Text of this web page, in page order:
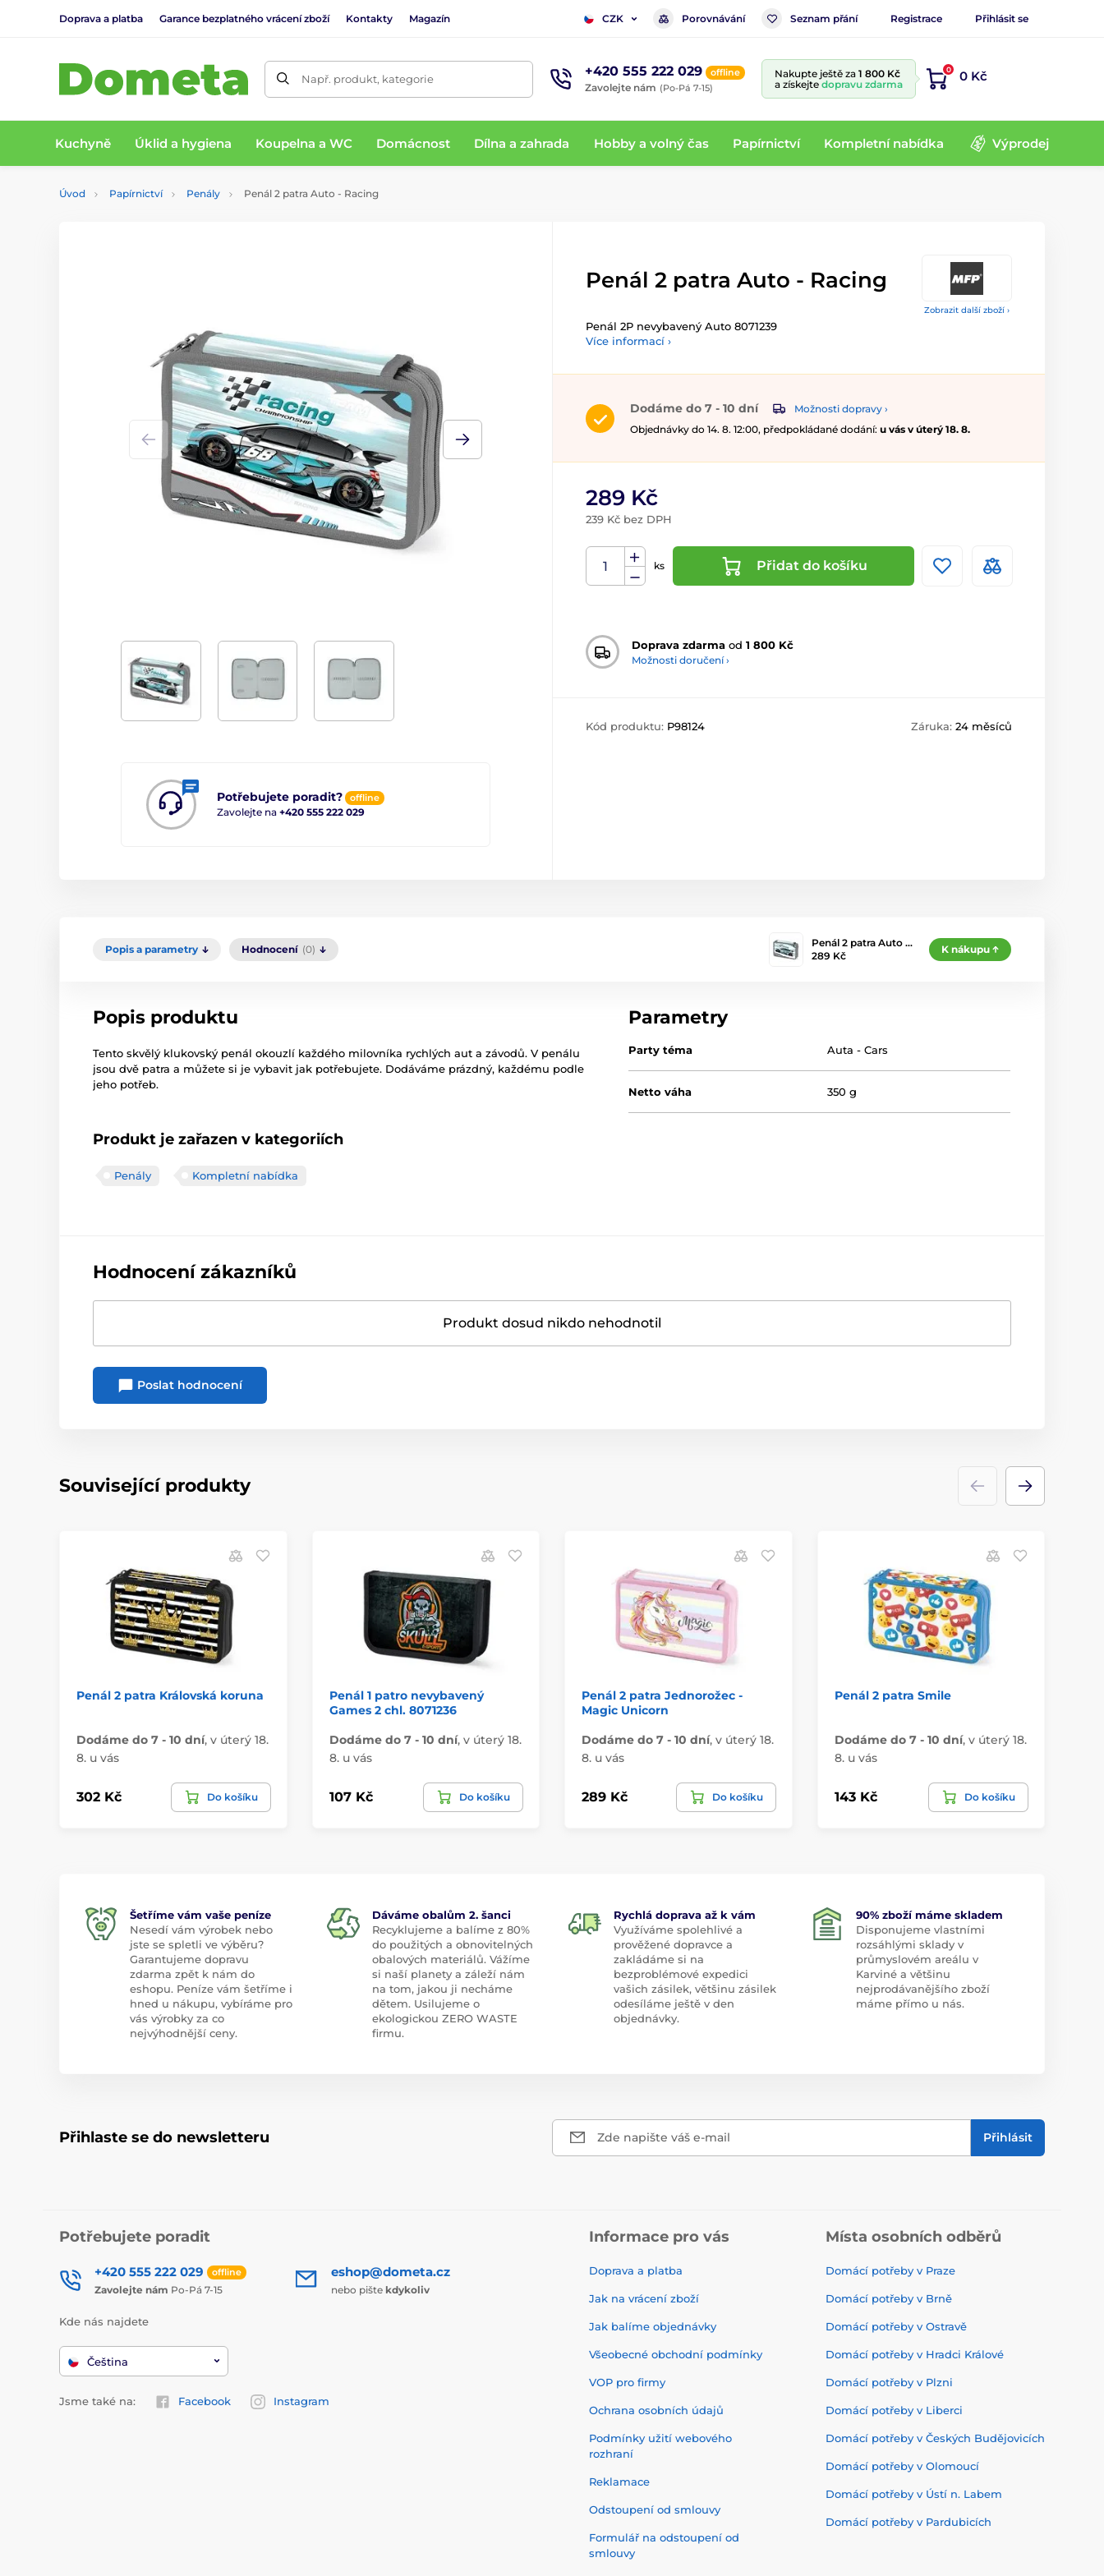
Doprava a platba Garance bezplatného vrácení zboží Kontakty Magazín CZK Porovnávání Seznam přání Registrace Přihlásit se
Např. produkt, kategorie +420 555 222 029 offline
Zavolejte nám (Po-Pá 7-15)
Nakupte ještě za 1 800 Kč
a získejte dopravu zdarma
0 0 Kč
Kuchyně Úklid a hygiena Koupelna a WC Domácnost Dílna a zahrada Hobby a volný čas Papírnictví Kompletní nabídka Výprodej
Úvod Papírnictví Penály Penál 2 patra Auto - Racing
Zobrazit další zboží ›
Potřebujete poradit? offline
Zavolejte na +420 555 222 029
Penál 2 patra Auto - Racing
Penál 2P nevybavený Auto 8071239
Více informací ›
Dodáme do 7 - 10 dní
Možnosti dopravy ›
Objednávky do 14. 8. 12:00, předpokládané dodání: u vás v úterý 18. 8.
289 Kč
239 Kč bez DPH
ks Přidat do košíku
Doprava zdarma od 1 800 Kč
Možnosti doručení ›
Kód produktu: P98124 Záruka: 24 měsíců
Popis a parametry Hodnocení (0)
Penál 2 patra Auto …
289 Kč
K nákupu
Popis produktu
Tento skvělý klukovský penál okouzlí každého milovníka rychlých aut a závodů. V penálu
jsou dvě patra a můžete si je vybavit jak potřebujete. Dodáváme prázdný, každému podle
jeho potřeb.
Produkt je zařazen v kategoriích
Penály Kompletní nabídka
Parametry
Party téma Auta - Cars
Netto váha 350 g
Hodnocení zákazníků
Produkt dosud nikdo nehodnotil
Poslat hodnocení
Související produkty
Penál 2 patra Královská koruna
Dodáme do 7 - 10 dní, v úterý 18.
8. u vás
302 Kč Do košíku
Penál 1 patro nevybavený
Games 2 chl. 8071236
Dodáme do 7 - 10 dní, v úterý 18.
8. u vás
107 Kč Do košíku
Penál 2 patra Jednorožec -
Magic Unicorn
Dodáme do 7 - 10 dní, v úterý 18.
8. u vás
289 Kč Do košíku
Penál 2 patra Smile
Dodáme do 7 - 10 dní, v úterý 18.
8. u vás
143 Kč Do košíku
Šetříme vám vaše peníze
Nesedí vám výrobek nebo
jste se spletli ve výběru?
Garantujeme dopravu
zdarma zpět k nám do
eshopu. Peníze vám šetříme i
hned u nákupu, vybíráme pro
vás výrobky za co
nejvýhodnější ceny.
Dáváme obalům 2. šanci
Recyklujeme a balíme z 80%
do použitých a obnovitelných
obalových materiálů. Vážíme
si naší planety a záleží nám
na tom, jakou ji necháme
dětem. Usilujeme o
ekologickou ZERO WASTE
firmu.
Rychlá doprava až k vám
Využíváme spolehlivé a
prověžené dopravce a
zakládáme si na
bezproblémové expedici
vašich zásilek, většinu zásilek
odesíláme ještě v den
objednávky.
90% zboží máme skladem
Disponujeme vlastními
rozsáhlými sklady v
průmyslovém areálu v
Karviné a většinu
nejprodávanějšího zboží
máme přímo u nás.
Přihlaste se do newsletteru Zde napište váš e-mail Přihlásit
Potřebujete poradit
+420 555 222 029 offline
Zavolejte nám Po-Pá 7-15
eshop@dometa.cz
nebo pište kdykoliv
Kde nás najdete
Čeština
Jsme také na: Facebook Instagram
Informace pro vás
Doprava a platba
Jak na vrácení zboží
Jak balíme objednávky
Všeobecné obchodní podmínky
VOP pro firmy
Ochrana osobních údajů
Podmínky užití webového
rozhraní
Reklamace
Odstoupení od smlouvy
Formulář na odstoupení od
smlouvy
Místa osobních odběrů
Domácí potřeby v Praze
Domácí potřeby v Brně
Domácí potřeby v Ostravě
Domácí potřeby v Hradci Králové
Domácí potřeby v Plzni
Domácí potřeby v Liberci
Domácí potřeby v Českých Budějovicích
Domácí potřeby v Olomoucí
Domácí potřeby v Ústí n. Labem
Domácí potřeby v Pardubicích